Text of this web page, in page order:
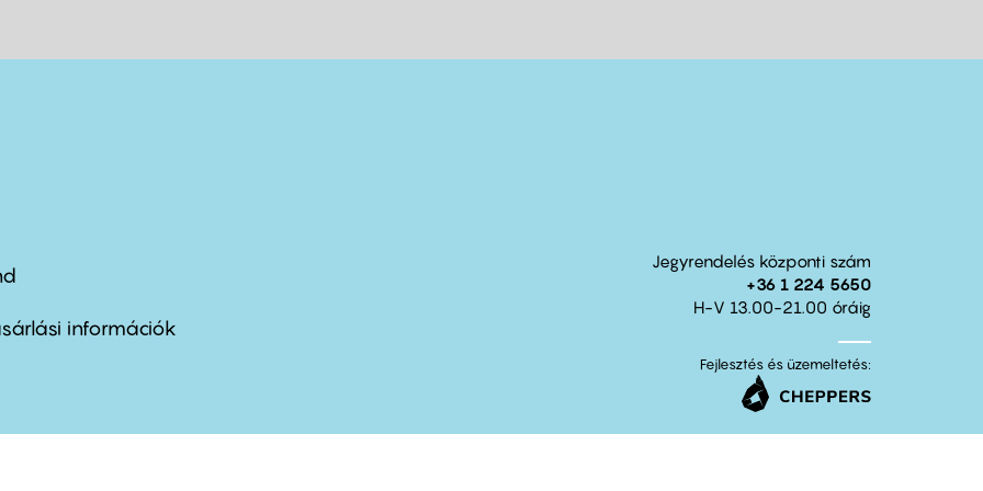
információk
Jegyrendelés központi szám
+36 1 224 5650
H-V 13.00-21.00 óráig
Fejlesztés és üzemeltetés: